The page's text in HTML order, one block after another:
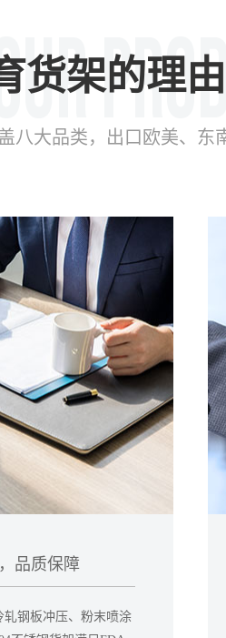
货架的理由
八大品类，出口欧美、东
品质保障
钢板冲压、粉末喷涂